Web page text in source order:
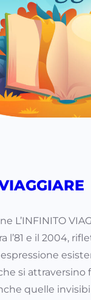
L’INFINITO
l’81 e il 2004,
si
quelle